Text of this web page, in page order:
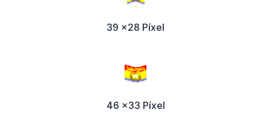
39 x28 Píxel
46 x33 Píxel